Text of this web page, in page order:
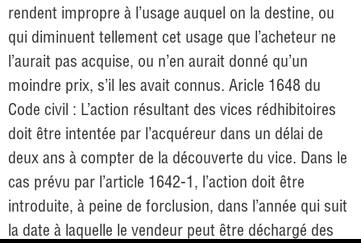
rendent impropre à l’usage auquel on la destine, ou
qui diminuent tellement cet usage que l’acheteur ne
l’aurait pas acquise, ou n’en aurait donné qu’un
moindre prix, s’il les avait connus. Aricle 1648 du
Code civil : L’action résultant des vices rédhibitoires
doit être intentée par l’acquéreur dans un délai de
deux ans à compter de la découverte du vice. Dans le
cas prévu par l’article 1642-1, l’action doit être
introduite, à peine de forclusion, dans l’année qui suit
la date à laquelle le vendeur peut être déchargé des